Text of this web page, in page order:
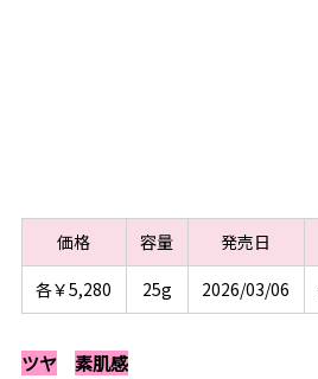
価格 容量 発売日
各￥5,280
25g 2026/03/06
ツヤ 素肌感